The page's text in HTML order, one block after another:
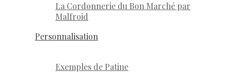
La Cordonnerie du Bon Marché par
Malfroid
Personnalisation
Exemples de Patine